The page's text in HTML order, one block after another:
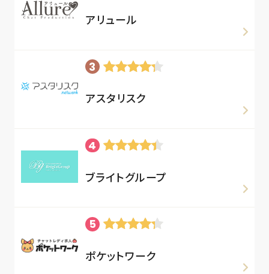
アリュール
アスタリスク
ブライトグループ
ポケットワーク